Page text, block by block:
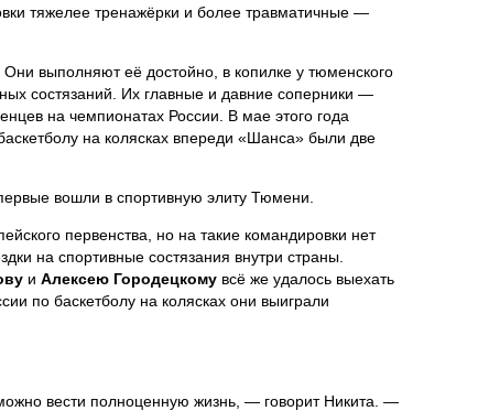
тяжелее тренажёрки и более травматичные —
выполняют её достойно, в копилке у тюменского
состязаний. Их главные и давние соперники —
на чемпионатах России. В мае этого года
на колясках впереди «Шанса» были две
вошли в спортивную элиту Тюмени.
первенства, но на такие командировки нет
на спортивные состязания внутри страны.
и Алексею Городецкому всё же удалось выехать
по баскетболу на колясках они выиграли
вести полноценную жизнь, — говорит Никита. —